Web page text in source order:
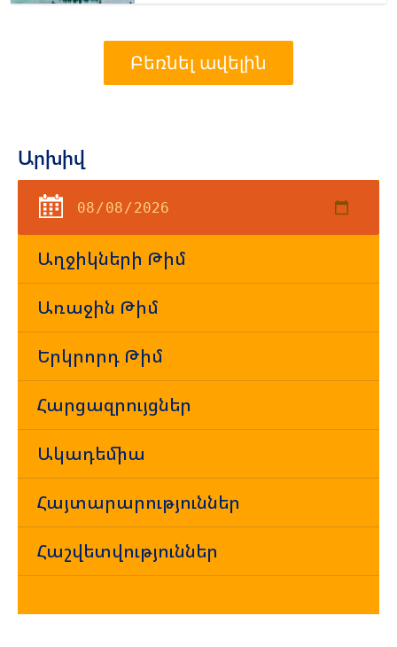
Բեռնել ավելին
Արխիվ
Աղջիկների Թիմ
Առաջին Թիմ
Երկրորդ Թիմ
Հարցազրույցներ
Ակադեմիա
Հայտարարություններ
Հաշվետվություններ